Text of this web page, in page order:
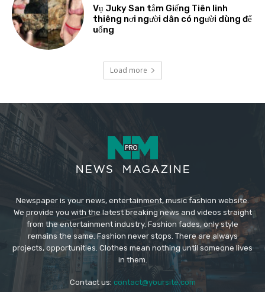
Vụ Juky San tắm Giếng Tiên linh
thiêng nơi người dân có người dùng để
uống
Load more
Newspaper is your news, entertainment, music fashion website.
We provide you with the latest breaking news and videos straight
from the entertainment industry. Fashion fades, only style
remains the same. Fashion never stops. There are always
projects, opportunities. Clothes mean nothing until someone lives
in them.
Contact us: contact@yoursite.com